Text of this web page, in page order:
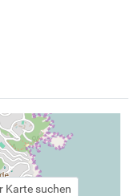
Karte suchen